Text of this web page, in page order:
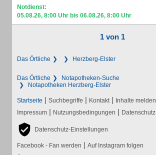
Notdienst:
05.08.26, 8:00 Uhr bis 06.08.26, 8:00 Uhr
1 von 1
Das Örtliche Herzberg-Elster
Das Örtliche
Notapotheken-Suche
Notapotheken Herzberg-Elster
Startseite | Suchbegriffe | Kontakt | Inhalte melden
Impressum | Nutzungsbedingungen | Datenschutz
Datenschutz-Einstellungen
Facebook - Fan werden | Auf Instagram folgen